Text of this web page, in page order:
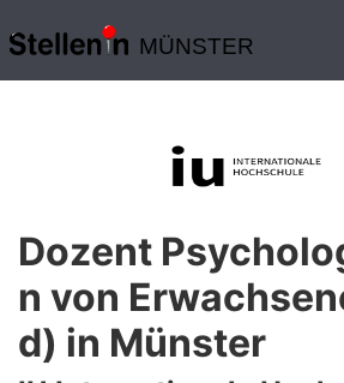
MÜNSTER
Dozent
n von
d) in Münster